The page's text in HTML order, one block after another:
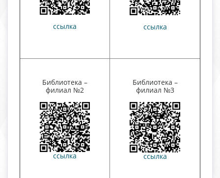
ссылка ссылка
Библиотека –
филиал №2
ссылка
Библиотека –
филиал №3
ссылка